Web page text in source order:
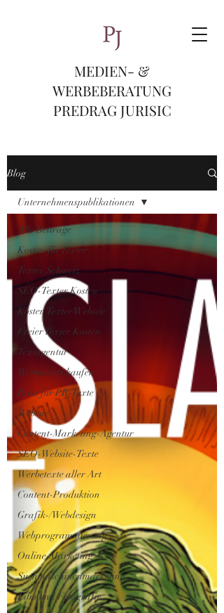
MEDIEN- &
WERBEBERATUNG
PREDRAG JURISIC
Blog
Alle Beiträge
Kosten für Texter
Texter Schweiz
SEO-Texter Kosten
Kosten Texter Website
Freier Texter Kosten
Textagentur
Werbetexte kaufen
Preis für PR-Texte
Website
Content-Marketing-Agentur
SEO-Website-Texte
Werbetexte aller Art
Content-Produktion
Grafik-/Webdesign
Webprogrammierung
Online-Marketing
Suchmaschinenmarketing
Film und Fotografie
Unternehmenspublikationen